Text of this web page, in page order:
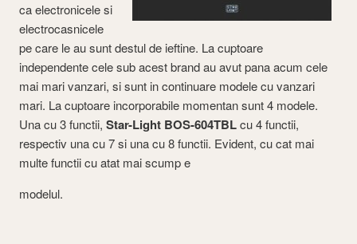
ca electronicele si
electrocasnicele
pe care le au sunt destul de ieftine. La cuptoare
independente cele sub acest brand au avut pana acum cele
mai mari vanzari, si sunt in continuare modele cu vanzari
mari. La cuptoare incorporabile momentan sunt 4 modele.
Una cu 3 functii, Star-Light BOS-604TBLcu 4 functii,
respectiv una cu 7 si una cu 8 functii. Evident, cu cat mai
multe functii cu atat mai scump e
modelul.